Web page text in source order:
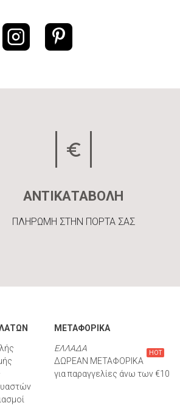
ΑΝΤΙΚΑΤΑΒΟΛΗ
ΠΛΗΡΩΜΗ ΣΤΗΝ ΠΟΡΤΑ ΣΑΣ
ΜΕΤΑΦΟΡΙΚΑ
ΕΛΛΑΔΑ
ΔΩΡΕΑΝ ΜΕΤΑΦΟΡΙΚΑ
HOT
για παραγγελίες άνω των €10